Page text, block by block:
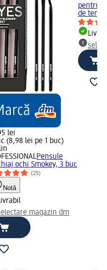
lei
(8,98 lei pe 1 buc)
Pensule
ochi Smokey, 3 buc
(25)
Notă
magazin dm
pentru
de ten,